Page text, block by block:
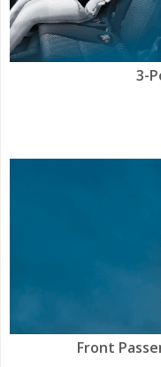
3-
Front